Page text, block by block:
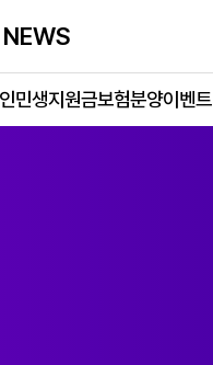
민생지원금보험분양이벤트